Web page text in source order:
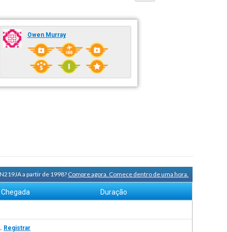
Owen Murray
a partir de 1998?Compre agora. Comece dentro de uma hora.
Chegada Duração
Registrar